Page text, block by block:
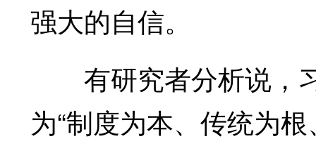
强大的自信。
有研究者分析说，习
为“制度为本、传统为